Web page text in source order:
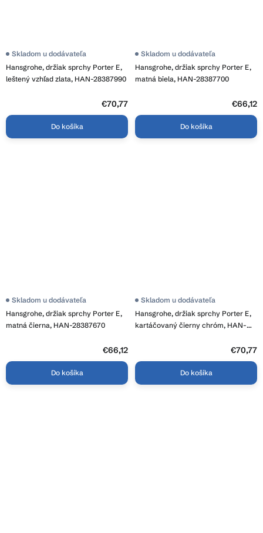
Hansgrohe, držiak sprchy Porter E,
leštený vzhľad zlata, HAN-28387990
Skladom u dodávateľa
€70,77
Do košíka
Hansgrohe, držiak sprchy Porter E,
matná biela, HAN-28387700
Skladom u dodávateľa
€66,12
Do košíka
Hansgrohe, držiak sprchy Porter E,
matná čierna, HAN-28387670
Skladom u dodávateľa
€66,12
Do košíka
Hansgrohe, držiak sprchy Porter E,
kartáčovaný čierny chróm, HAN-
Skladom u dodávateľa
€70,77
Do košíka